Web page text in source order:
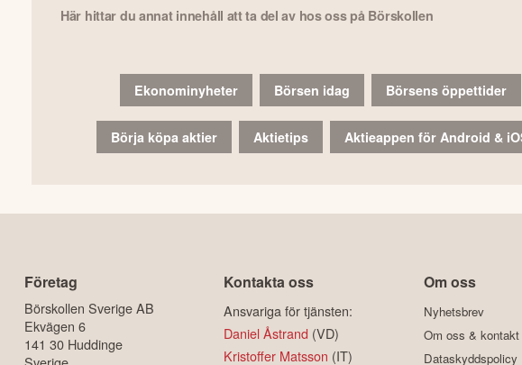
Här hittar du annat innehåll att ta del av hos oss på Börskollen
Ekonominyheter Börsen idag Börsens öppettider
Börja köpa aktier Aktietips Aktieappen för Android &
Företag
Börskollen Sverige AB
Ekvägen 6
141 30 Huddinge
Kontakta oss
Ansvariga för tjänsten:
Daniel Åstrand (VD)
Kristoffer Matsson (IT)
Om oss
Nyhetsbrev
Om oss & kontakt
Dataskyddspolicy